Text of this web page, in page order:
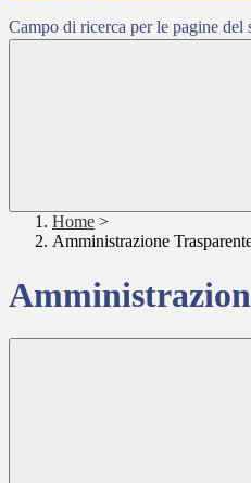
Campo di ricerca per le pagine del
Home >
Amministrazione